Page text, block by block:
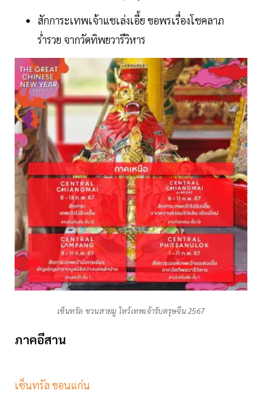
สักการะเทพเจ้าแชเล่งเอี้ย ขอพรเรื่องโชคลาภ
ร่ำรวย จากวัดทิพยวารีวิหาร
เซ็นทรัล ชวนสายมู ไหว้เทพเจ้ารับตรุษจีน 2567
ภาคอีสาน
เซ็นทรัล ขอนแก่น